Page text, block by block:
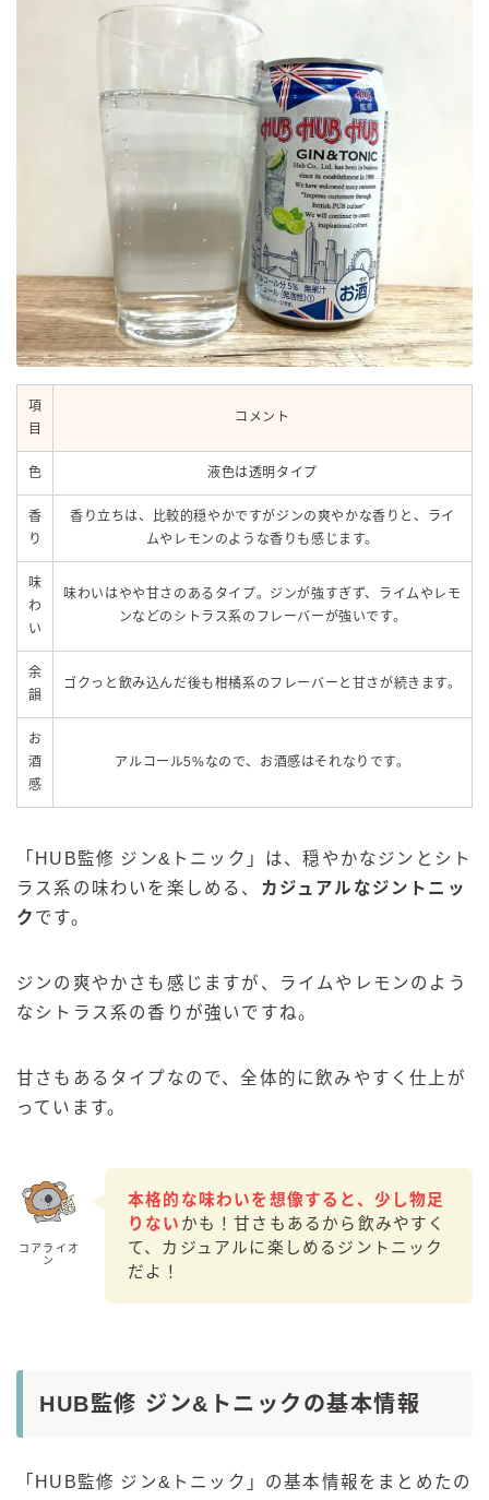
項
目
コメント
色 液色は透明タイプ
香
り
香り立ちは、比較的穏やかですがジンの爽やかな香りと、ライ
ムやレモンのような香りも感じます。
味
わ
い
味わいはやや甘さのあるタイプ。ジンが強すぎず、ライムやレモ
ンなどのシトラス系のフレーバーが強いです。
余
韻
ゴクっと飲み込んだ後も柑橘系のフレーバーと甘さが続きます。
お
酒
感
アルコール5%なので、お酒感はそれなりです。
「HUB監修 ジン&トニック」は、穏やかなジンとシト
ラス系の味わいを楽しめる、 カジュアルなジントニッ
ク です。
ジンの爽やかさも感じますが、ライムやレモンのよう
なシトラス系の香りが強いですね。
甘さもあるタイプなので、全体的に飲みやすく仕上が
っています。
コアライオ
ン
本格的な味わいを想像すると、少し物足
りない かも！甘さもあるから飲みやすく
て、カジュアルに楽しめるジントニック
だよ！
HUB監修 ジン&トニックの基本情報
「HUB監修 ジン&トニック」の基本情報をまとめたの